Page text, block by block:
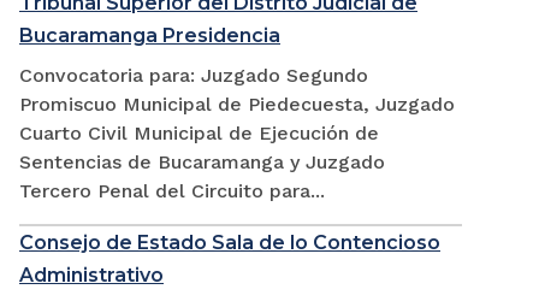
Bucaramanga Presidencia
Convocatoria para: Juzgado Segundo
Promiscuo Municipal de Piedecuesta, Juzgado
Cuarto Civil Municipal de Ejecución de
Sentencias de Bucaramanga y Juzgado
Tercero Penal del Circuito para...
Consejo de Estado Sala de lo Contencioso
Administrativo